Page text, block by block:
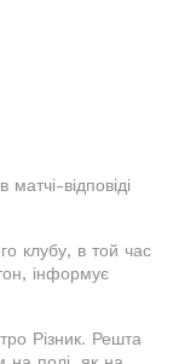
відповіді
клубу, в той час
інформує
Різник. Решта